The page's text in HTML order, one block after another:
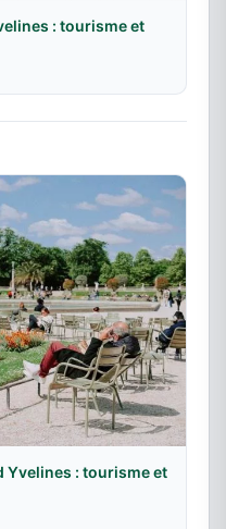
: tourisme et
Yvelines : tourisme et